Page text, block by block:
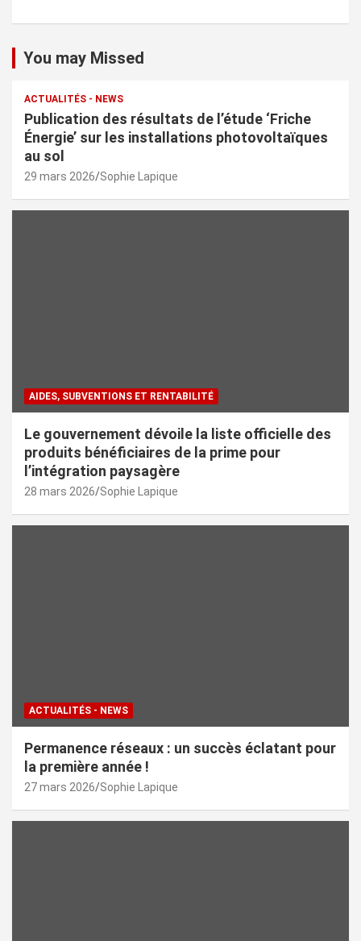
You may Missed
ACTUALITÉS - NEWS
Publication des résultats de l’étude ‘Friche
Énergie’ sur les installations photovoltaïques
au sol
29 mars 2026 Sophie Lapique
AIDES, SUBVENTIONS ET RENTABILITÉ
Le gouvernement dévoile la liste officielle des
produits bénéficiaires de la prime pour
l’intégration paysagère
28 mars 2026 Sophie Lapique
ACTUALITÉS - NEWS
Permanence réseaux : un succès éclatant pour
la première année !
27 mars 2026 Sophie Lapique